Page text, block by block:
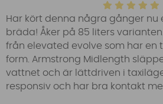
Har kört denna några gånger nu
bräda! Åker på 85 liters
från elevated evolve som har en
form. Armstrong Midlength
vattnet och är lättdriven i
responsiv och har bra kontakt